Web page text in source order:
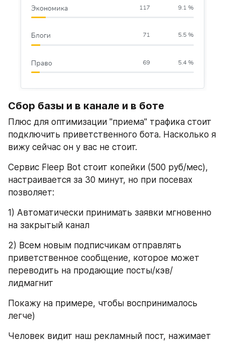
Сбор базы и в канале и в боте
Плюс для оптимизации "приема" трафика стоит
подключить приветственного бота. Насколько я
вижу сейчас он у вас не стоит.
Сервис Fleep Bot стоит копейки (500 руб/мес),
настраивается за 30 минут, но при посевах
позволяет:
1) Автоматически принимать заявки мгновенно
на закрытый канал
2) Всем новым подписчикам отправлять
приветственное сообщение, которое может
переводить на продающие посты/кэв/
лидмагнит
Покажу на примере, чтобы воспринималось
легче)
Человек видит наш рекламный пост, нажимает